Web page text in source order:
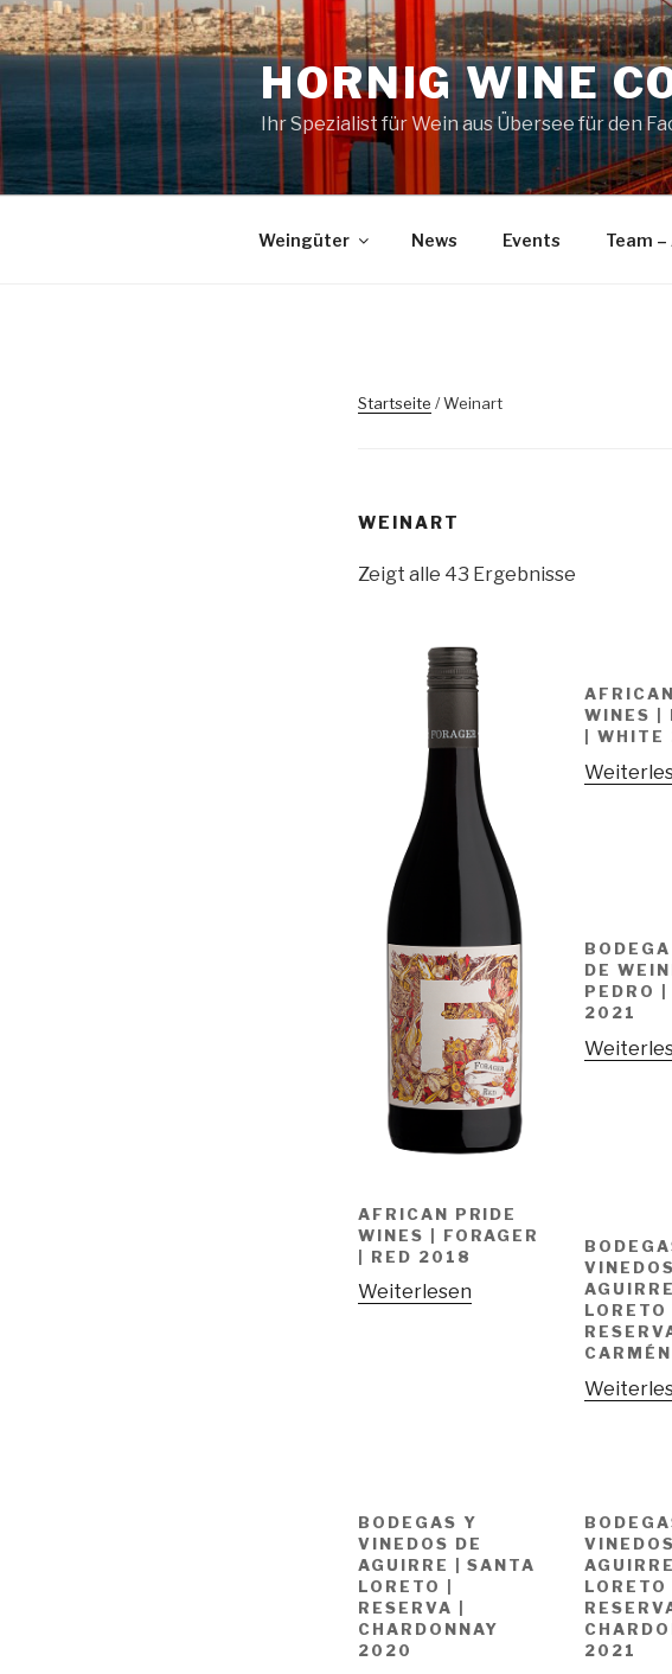
Zum
Inhalt
springen
HORNIG WINE
Ihr Spezialist für Wein aus Übersee für den
Weingüter News Events Team
Startseite / Weinart
WEINART
Zeigt alle 43 Ergebnisse
AFRICAN PRIDE
WINES | FORAGER
| RED 2018
Weiterlesen
WINES |
|
DE
PEDRO
2021
LORETO |
BODEGAS Y
VINEDOS DE
AGUIRRE | SANTA
LORETO |
RESERVA |
CHARDONNAY
2020
LORETO |
2021